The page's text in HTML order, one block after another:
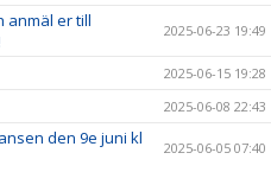
anmäl er till
2025-06-23 19:49
2025-06-15 19:28
2025-06-08 22:43
den 9e juni kl
2025-06-05 07:40